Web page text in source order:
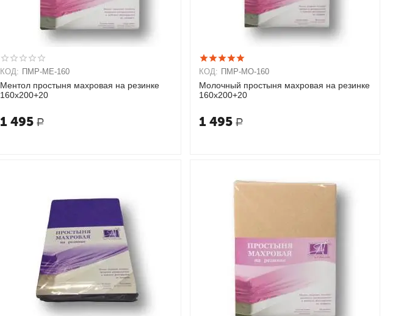
КОД: ПМР-МЕ-160
Ментол простыня махровая на резинке
160х200+20
1 495 Р
КОД: ПМР-МО-160
Молочный простыня махровая на резинке
160х200+20
1 495 Р